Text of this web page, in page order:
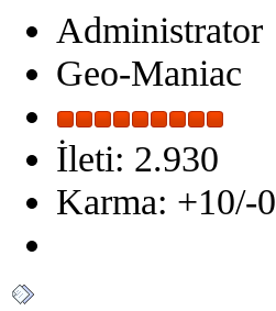
Administrator
Geo-Maniac
İleti: 2.930
Karma: +10/-0